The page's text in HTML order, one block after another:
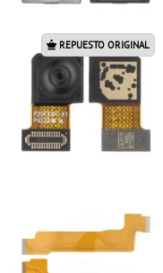
REPUESTO ORIGINAL